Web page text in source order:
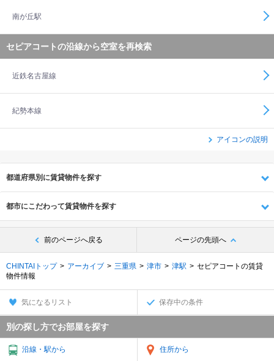
南が丘駅
セピアコートの沿線から空室を再検索
近鉄名古屋線
紀勢本線
アイコンの説明
都道府県別に賃貸物件を探す
都市にこだわって賃貸物件を探す
前のページへ戻る ページの先頭へ
CHINTAIトップ アーカイブ 三重県 津市 津駅
セピアコートの賃貸
物件情報
気になるリスト 保存中の条件
別の探し方でお部屋を探す
沿線・駅から 住所から